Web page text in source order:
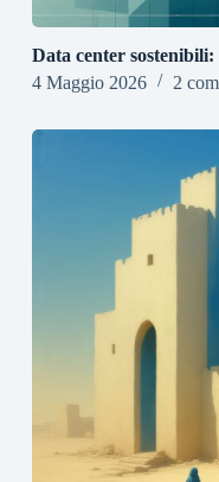
Data center
4 Maggio 2026
2